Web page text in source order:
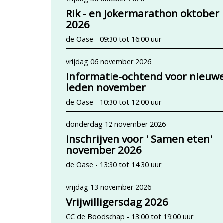
Rik - en Jokermarathon oktober
2026
de Oase - 09:30 tot 16:00 uur
vrijdag 06 november 2026
Informatie-ochtend voor
leden november
de Oase - 10:30 tot 12:00 uur
donderdag 12 november 2026
Inschrijven voor ' Samen eten'
november 2026
de Oase - 13:30 tot 14:30 uur
vrijdag 13 november 2026
Vrijwilligersdag 2026
CC de Boodschap - 13:00 tot 19:00 uur